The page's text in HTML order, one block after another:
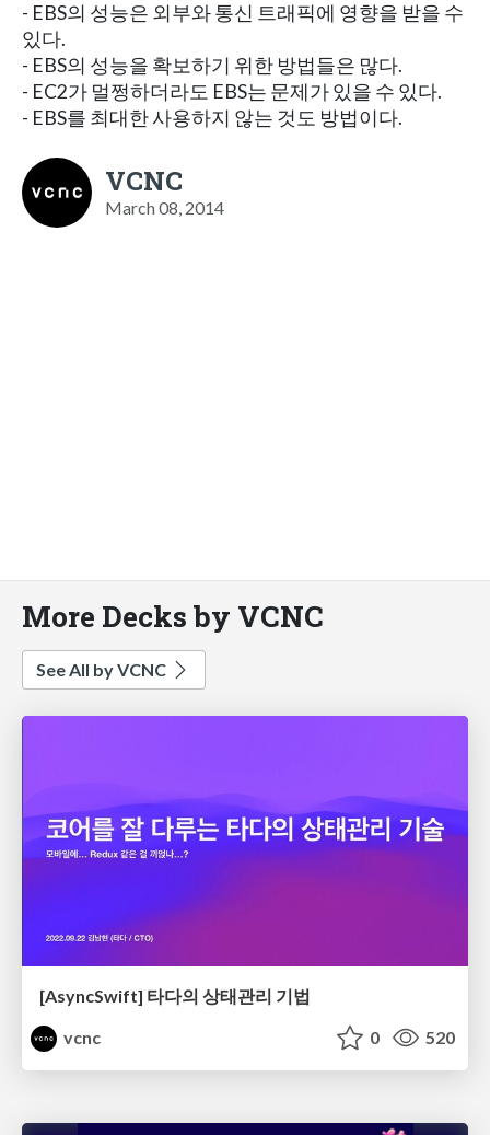
- EBS의 성능은 외부와 통신 트래픽에 영향을 받을 수
있다.
- EBS의 성능을 확보하기 위한 방법들은 많다.
- EC2가 멀쩡하더라도 EBS는 문제가 있을 수 있다.
- EBS를 최대한 사용하지 않는 것도 방법이다.
VCNC
March 08, 2014
More Decks by VCNC
See All by VCNC
[AsyncSwift] 타다의 상태관리 기법
vcnc
0 520